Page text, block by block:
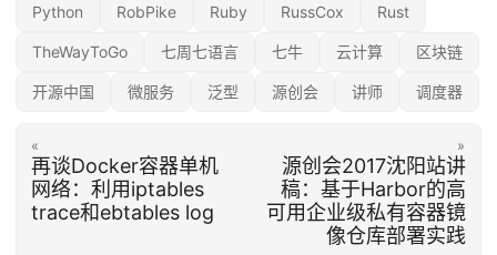
Python RobPike Ruby RussCox Rust
TheWayToGo 七周七语言 七牛 云计算 区块链
开源中国 微服务 泛型 源创会 讲师 调度器
«
再谈Docker容器单机
网络：利用iptables
trace和ebtables log
»
源创会2017沈阳站讲
稿：基于Harbor的高
可用企业级私有容器镜
像仓库部署实践